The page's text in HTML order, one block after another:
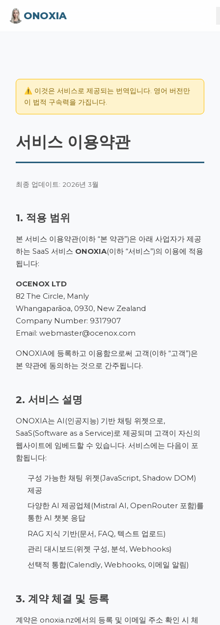
ONOXIA
⚠️ 이것은 서비스로 제공되는 번역입니다. 영어 버전만
이 법적 구속력을 가집니다.
서비스 이용약관
최종 업데이트: 2026년 3월
1. 적용 범위
본 서비스 이용약관(이하 “본 약관”)은 아래 사업자가 제공
하는 SaaS 서비스 ONOXIA(이하 “서비스”)의 이용에 적용
됩니다:
OCENOX LTD
82 The Circle, Manly
Whangaparāoa, 0930, New Zealand
Company Number: 9317907
Email: webmaster@ocenox.com
ONOXIA에 등록하고 이용함으로써 고객(이하 “고객”)은
본 약관에 동의하는 것으로 간주됩니다.
2. 서비스 설명
ONOXIA는 AI(인공지능) 기반 채팅 위젯으로,
SaaS(Software as a Service)로 제공되며 고객이 자신의
웹사이트에 임베드할 수 있습니다. 서비스에는 다음이 포
함됩니다:
구성 가능한 채팅 위젯(JavaScript, Shadow DOM)
제공
다양한 AI 제공업체(Mistral AI, OpenRouter 포함)를
통한 AI 챗봇 응답
RAG 지식 기반(문서, FAQ, 텍스트 업로드)
관리 대시보드(위젯 구성, 분석, Webhooks)
선택적 통합(Calendly, Webhooks, 이메일 알림)
3. 계약 체결 및 등록
계약은 onoxia.nz에서의 등록 및 이메일 주소 확인 시 체